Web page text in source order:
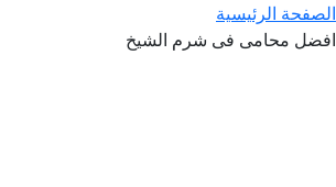
الصفحة الرئيسية
افضل محامى فى شرم الشيخ